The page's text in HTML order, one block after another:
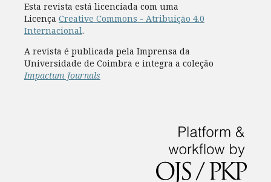
Esta revista está licenciada com uma
Licença Creative Commons - Atribuição 4.0
Internacional.
A revista é publicada pela Imprensa da
Universidade de Coimbra e integra a coleção
Impactum Journals